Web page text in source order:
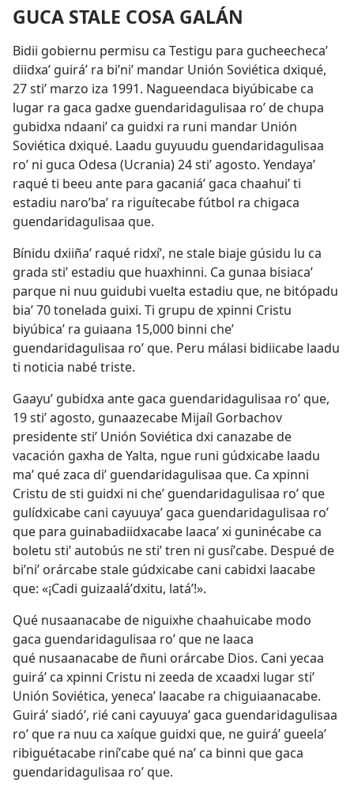
GUCA STALE COSA GALÁN
Bidii gobiernu permisu ca Testigu para gucheechecaʼ
diidxaʼ guiráʼ ra biʼniʼ mandar Unión Soviética dxiqué,
27 stiʼ marzo iza 1991. Nagueendaca biyúbicabe ca
lugar ra gaca gadxe guendaridagulisaa roʼ de chupa
gubidxa ndaaniʼ ca guidxi ra runi mandar Unión
Soviética dxiqué. Laadu guyuudu guendaridagulisaa
roʼ ni guca Odesa (Ucrania) 24 stiʼ agosto. Yendayaʼ
raqué ti beeu ante para gacaniáʼ gaca chaahuiʼ ti
estadiu naroʼbaʼ ra riguítecabe fútbol ra chigaca
guendaridagulisaa que.
Bínidu dxiiñaʼ raqué ridxíʼ, ne stale biaje gúsidu lu ca
grada stiʼ estadiu que huaxhinni. Ca gunaa bisiacaʼ
parque ni nuu guidubi vuelta estadiu que, ne bitópadu
biaʼ 70 tonelada guixi. Ti grupu de xpinni Cristu
biyúbicaʼ ra guiaana 15,000 binni cheʼ
guendaridagulisaa roʼ que. Peru málasi bidiicabe laadu
ti noticia nabé triste.
Gaayuʼ gubidxa ante gaca guendaridagulisaa roʼ que,
19 stiʼ agosto, gunaazecabe Mijaíl Gorbachov
presidente stiʼ Unión Soviética dxi canazabe de
vacación gaxha de Yalta, ngue runi gúdxicabe laadu
maʼ qué zaca diʼ guendaridagulisaa que. Ca xpinni
Cristu de sti guidxi ni cheʼ guendaridagulisaa roʼ que
gulídxicabe cani cayuuyaʼ gaca guendaridagulisaa roʼ
que para guinabadiidxacabe laacaʼ xi guninécabe ca
boletu stiʼ autobús ne stiʼ tren ni gusíʼcabe. Despué de
biʼniʼ orárcabe stale gúdxicabe cani cabidxi laacabe
que: «¡Cadi guizaaláʼdxitu, latáʼ!».
Qué nusaanacabe de niguixhe chaahuicabe modo
gaca guendaridagulisaa roʼ que ne laaca
qué nusaanacabe de ñuni orárcabe Dios. Cani yecaa
guiráʼ ca xpinni Cristu ni zeeda de xcaadxi lugar stiʼ
Unión Soviética, yenecaʼ laacabe ra chiguiaanacabe.
Guiráʼ siadóʼ, rié cani cayuuyaʼ gaca guendaridagulisaa
roʼ que ra nuu ca xaíque guidxi que, ne guiráʼ gueelaʼ
ribiguétacabe riníʼcabe qué naʼ ca binni que gaca
guendaridagulisaa roʼ que.